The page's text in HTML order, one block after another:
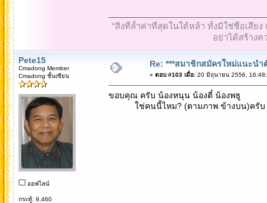
“สิ่งที่ล้ำค่าที่สุดในใต้หล้า ทั้งมิใช่ชื่อเสีย
อย่าได้สร้างค
Pete15
Cmadong Member
Cmadong ชั้นเซียน
ออฟไลน์
กระทู้: 9,460
Re: ***สมาชิกสมัครใหม่แนะนำ
« ตอบ #103 เมื่อ:20 มิถุนายน 2556,
ขอบคุณ ครับ น้องหนุน น้องตี๋ น้องพธู
ใช่คนนี้ไหม? (ตามภาพ ข้างบน)ครับ